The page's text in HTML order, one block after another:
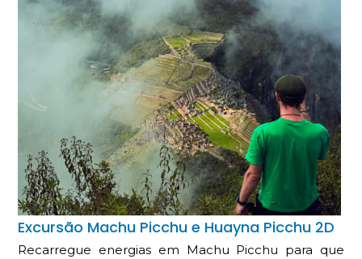
Excursão Machu Picchu e Huayna Picchu 2D
Recarregue energias em Machu Picchu para que